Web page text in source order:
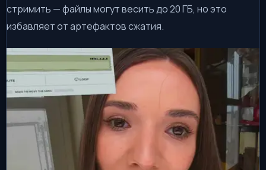
стримить — файлы могут весить до 20 ГБ, но это
избавляет от артефактов сжатия.